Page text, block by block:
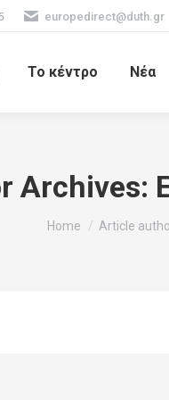
europedirect@duth.gr
Το κέντρο Νέα
Archives:
You are here:
Home Article